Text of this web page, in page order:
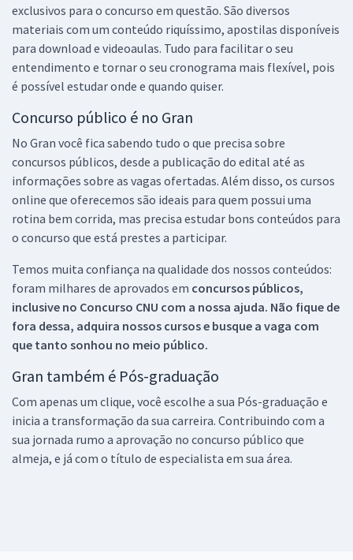
exclusivos para o concurso em questão. São diversos
materiais com um conteúdo riquíssimo, apostilas disponíveis
para download e videoaulas. Tudo para facilitar o seu
entendimento e tornar o seu cronograma mais flexível, pois
é possível estudar onde e quando quiser.
Concurso público é no Gran
No Gran você fica sabendo tudo o que precisa sobre
concursos públicos, desde a publicação do edital até as
informações sobre as vagas ofertadas. Além disso, os cursos
online que oferecemos são ideais para quem possui uma
rotina bem corrida, mas precisa estudar bons conteúdos para
o concurso que está prestes a participar.
Temos muita confiança na qualidade dos nossos conteúdos:
foram milhares de aprovados em concursos públicos,
inclusive no Concurso CNU com a nossa ajuda. Não fique de
fora dessa, adquira nossos cursos e busque a vaga com
que tanto sonhou no meio público.
Gran também é Pós-graduação
Com apenas um clique, você escolhe a sua Pós-graduação e
inicia a transformação da sua carreira. Contribuindo com a
sua jornada rumo a aprovação no concurso público que
almeja, e já com o título de especialista em sua área.